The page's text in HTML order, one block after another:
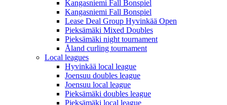
Kangasniemi Fall Bonspiel
Kangasniemi Fall Bonspiel
Lease Deal Group Hyvinkää Open
Pieksämäki Mixed Doubles
Pieksämäki night tournament
Åland curling tournament
Local leagues
Hyvinkää local league
Joensuu doubles league
Joensuu local league
Pieksämäki doubles league
Pieksämäki local league